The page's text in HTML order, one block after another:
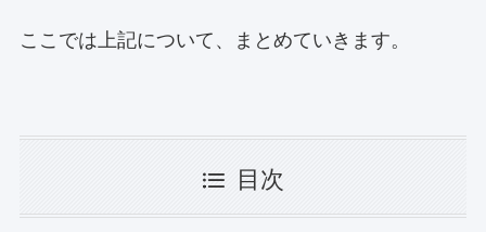
ここでは上記について、まとめていきます。
目次